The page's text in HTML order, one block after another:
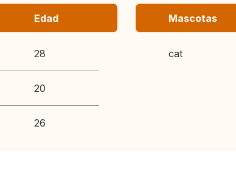
Edad
28
20
26
Mascotas
cat